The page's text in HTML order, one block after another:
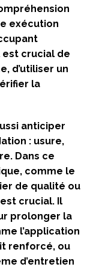
exécution
est crucial de
d’utiliser un
la
anticiper
: usure,
Dans ce
comme le
de qualité ou
crucial. Il
prolonger la
l’application
renforcé, ou
d’entretien